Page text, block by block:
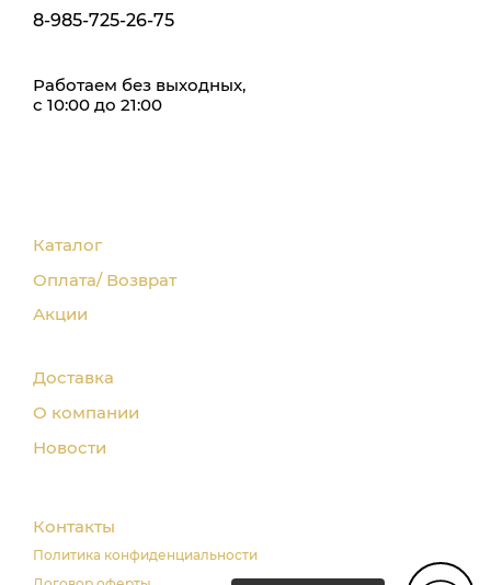
8-985-725-26-75
Работаем без выходных,
с 10:00 до 21:00
Каталог
Оплата/ Возврат
Акции
Доставка
О компании
Новости
Контакты
Политика конфиденциальности